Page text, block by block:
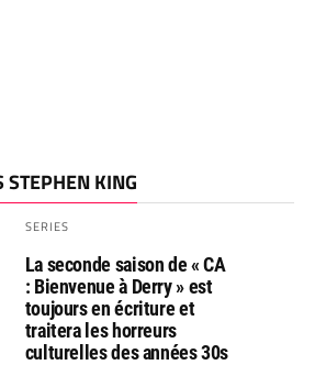
STEPHEN KING
SERIES
La seconde saison de « CA
: Bienvenue à Derry » est
toujours en écriture et
traitera les horreurs
culturelles des années 30s